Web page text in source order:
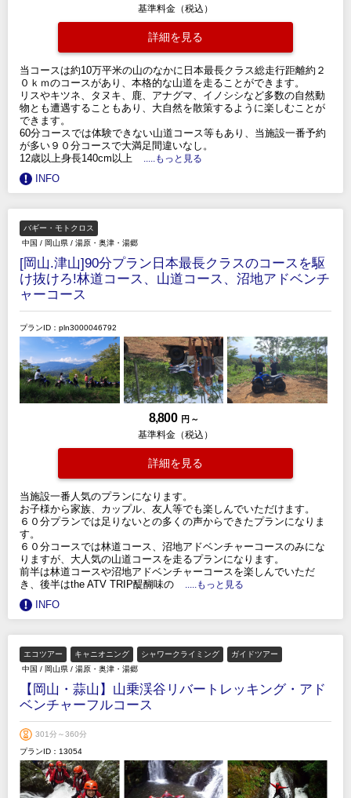
基準料金（税込）
詳細を見る
当コースは約10万平米の山のなかに日本最長クラス総走行距離約２
０ｋｍのコースがあり、本格的な山道を走ることができます。
リスやキツネ、タヌキ、鹿、アナグマ、イノシシなど多数の自然動
物とも遭遇することもあり、大自然を散策するように楽しむことが
できます。
60分コースでは体験できない山道コース等もあり、当施設一番予約
が多い９０分コースで大満足間違いなし。
12歳以上身長140cm以上
.....もっと見る
INFO
バギー・モトクロス
中国 / 岡山県 / 湯原・奥津・湯郷
[岡山.津山]90分プラン日本最長クラスのコースを駆
け抜けろ!林道コース、山道コース、沼地アドベンチ
ャーコース
プランID：pln3000046792
8,800 円 ～
基準料金（税込）
詳細を見る
当施設一番人気のプランになります。
お子様から家族、カップル、友人等でも楽しんでいただけます。
６０分プランでは足りないとの多くの声からできたプランになりま
す。
６０分コースでは林道コース、沼地アドベンチャーコースのみにな
りますが、大人気の山道コースを走るプランになります。
前半は林道コースや沼地アドベンチャーコースを楽しんでいただ
き、後半はthe ATV TRIP醍醐味の
.....もっと見る
INFO
エコツアー キャニオニング シャワークライミング
ガイドツアー
中国 / 岡山県 / 湯原・奥津・湯郷
【岡山・蒜山】山乗渓谷リバートレッキング・アド
ベンチャーフルコース
301分～360分
プランID：13054